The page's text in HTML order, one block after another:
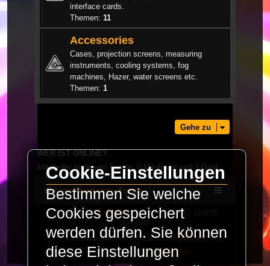
interface cards.
Themen: 11
Accessories
Cases, projection screens, measuring
instruments, cooling systems, fog
machines, Hazer, water screens etc.
Themen: 1
Gehe zu
WER IST ONLINE?
Mitglieder in diesem Forum: 0 Mitglieder und 1 Gast
LaserFreak.net Forum
Powered byphpBB® Forum Software © phpBB
Limited
Deutsche Übersetzung durchphpBB.de
PRIVACY_LINK | TERMS_LINK
Cookie-Einstellungen
Bestimmen Sie welche
Cookies gespeichert
werden dürfen. Sie können
diese Einstellungen